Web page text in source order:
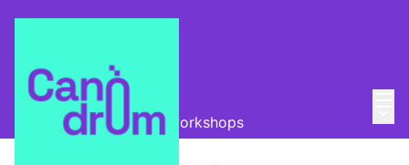
La Colla de les dades
Proposals projects or workshops